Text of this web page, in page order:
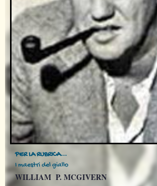
PER LA RUBRICA...
I maestri del giallo
WILLIAM P. MCGIVERN